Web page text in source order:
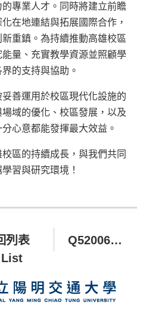
專業人才。同時將建立前瞻
在地連結與拓展國際合作，
重鎮。為持續推動高雄校區
量、充實教學資源並照顧學
的支持與協助。
善運用於校區現代化設施的
域的優化、校區發展，以及
心意都能發揮最大效益。
區的持續成長，與我們共同
習與研究環境！
列表
List
Q520063 ICPC國際大學生程式設計競賽之贊助款